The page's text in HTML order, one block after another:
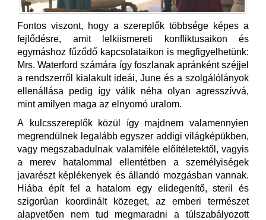
Fontos viszont, hogy a szereplők többsége képes a
fejlődésre, amit lelkiismereti konfliktusaikon és
egymáshoz fűződő kapcsolataikon is megfigyelhetünk:
Mrs. Waterford számára így foszlanak apránként széjjel
a rendszerről kialakult ideái, June és a szolgálólányok
ellenállása pedig így válik néha olyan agresszívvá,
mint amilyen maga az elnyomó uralom.
A kulcsszereplők közül így majdnem valamennyien
megrendülnek legalább egyszer addigi világképükben,
vagy megszabadulnak valamiféle előítéletektől, vagyis
a merev hatalommal ellentétben a személyiségek
javarészt képlékenyek és állandó mozgásban vannak.
Hiába épít fel a hatalom egy elidegenítő, steril és
szigorúan koordinált közeget, az emberi természet
alapvetően nem tud megmaradni a túlszabályozott